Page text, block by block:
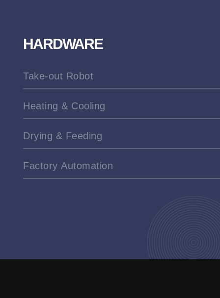
HARDWARE
Take-out Robot
Heating & Cooling
Drying & Feeding
Factory Automation